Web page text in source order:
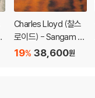
Charles Lloyd (찰스
로이드) - Sangam &
Friends [LP]
38,600원
19%